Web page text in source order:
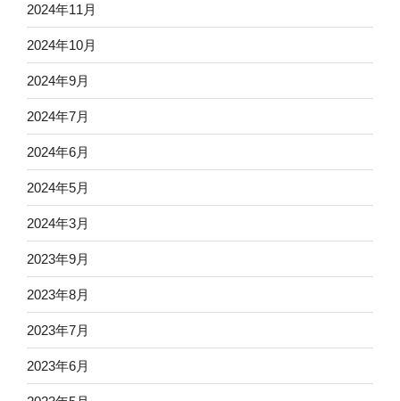
2024年11月
2024年10月
2024年9月
2024年7月
2024年6月
2024年5月
2024年3月
2023年9月
2023年8月
2023年7月
2023年6月